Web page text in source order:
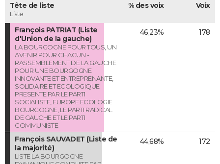
Tête de liste
Liste
% des voix Voix
François PATRIAT (Liste
d'Union de la gauche)
LA BOURGOGNE POUR TOUS, UN
AVENIR POUR CHACUN -
RASSEMBLEMENT DE LA GAUCHE
POUR UNE BOURGOGNE
INNOVANTE ET ENTREPRENANTE,
SOLIDAIRE ET ECOLOGIQUE
PRESENTE PAR LE PARTI
SOCIALISTE, EUROPE ECOLOGIE
BOURGOGNE, LE PARTI RADICAL
DE GAUCHE ET LE PARTI
COMMUNISTE
46,23% 178
François SAUVADET (Liste de
la majorité)
LISTE LA BOURGOGNE
44,68% 172